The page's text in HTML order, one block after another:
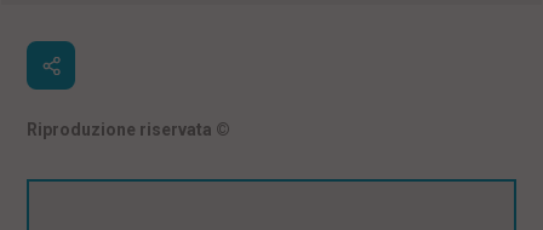
Riproduzione riservata ©